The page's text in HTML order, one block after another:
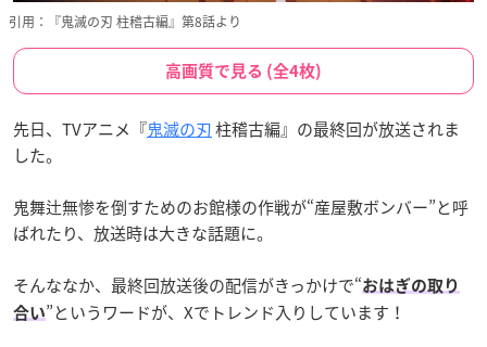
引用：『鬼滅の刃 柱稽古編』第8話より
高画質で見る (全4枚)
先日、TVアニメ『鬼滅の刃柱稽古編』の最終回が放送されま
した。
鬼舞辻無惨を倒すためのお館様の作戦が“産屋敷ボンバー”と呼
ばれたり、放送時は大きな話題に。
そんななか、最終回放送後の配信がきっかけで“おはぎの取り
合い”というワードが、Xでトレンド入りしています！